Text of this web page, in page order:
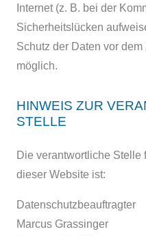
Internet (z. B. bei der
Sicherheitslücken
Schutz der Daten vor
möglich.
HINWEIS ZUR
STELLE
Die verantwortliche Stelle
dieser Website ist:
Datenschutzbeauftragter
Marcus Grassinger